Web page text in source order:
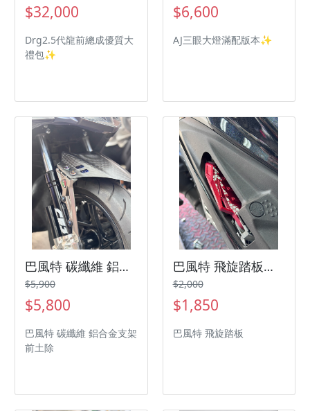
$32,000
Drg2.5代龍前總成優質大
禮包✨
$6,600
AJ三眼大燈滿配版本✨
巴風特 碳纖維 鋁合金支架前土除三陽機車 SYM 曼巴 Jetsl
$5,900
$5,800
巴風特 碳纖維 鋁合金支架
前土除
巴風特 飛旋踏板三陽機車 SYM 曼巴 Jetsl
$2,000
$1,850
巴風特 飛旋踏板